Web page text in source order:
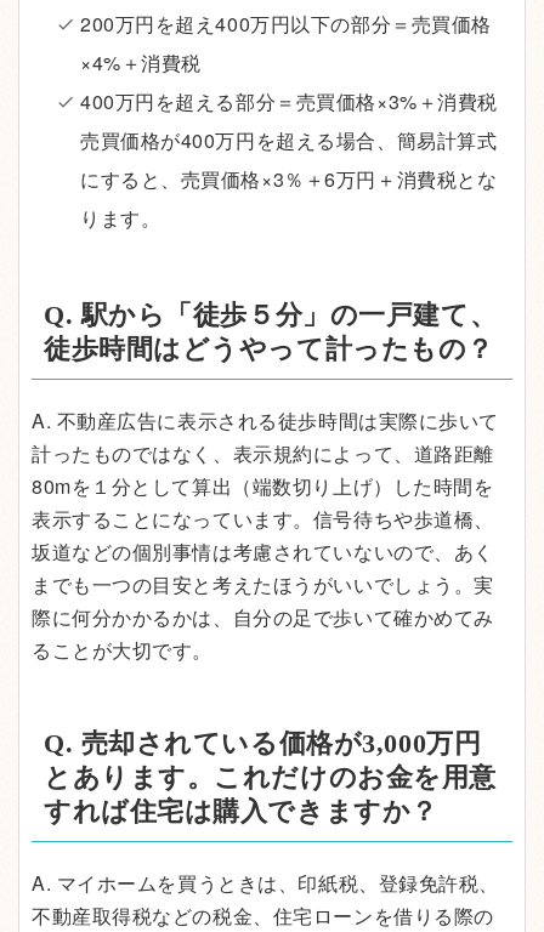
200万円を超え400万円以下の部分＝売買価格
×4%＋消費税
400万円を超える部分＝売買価格×3%＋消費税
売買価格が400万円を超える場合、簡易計算式
にすると、売買価格×3％＋6万円＋消費税とな
ります。
Q. 駅から「徒歩５分」の一戸建て、
徒歩時間はどうやって計ったもの？
A. 不動産広告に表示される徒歩時間は実際に歩いて
計ったものではなく、表示規約によって、道路距離
80mを１分として算出（端数切り上げ）した時間を
表示することになっています。信号待ちや歩道橋、
坂道などの個別事情は考慮されていないので、あく
までも一つの目安と考えたほうがいいでしょう。実
際に何分かかるかは、自分の足で歩いて確かめてみ
ることが大切です。
Q. 売却されている価格が3,000万円
とあります。これだけのお金を用意
すれば住宅は購入できますか？
A. マイホームを買うときは、印紙税、登録免許税、
不動産取得税などの税金、住宅ローンを借りる際の